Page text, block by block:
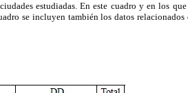
estudiadas. En este cuadro y en los
se incluyen también los datos relacionados